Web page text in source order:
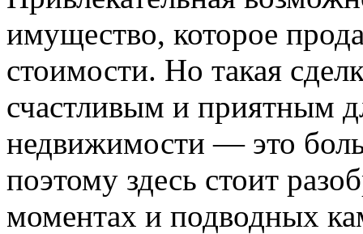
имущество, которое
стоимости. Но такая
счастливым и приятным
недвижимости — это
поэтому здесь стоит
моментах и подводных